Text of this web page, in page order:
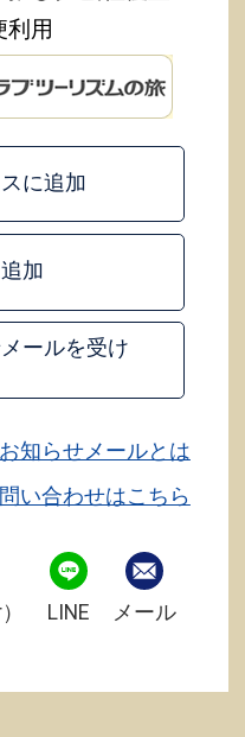
利用
に追加
加
ールを受け
知らせメールとは
い合わせはこちら
LINE メール